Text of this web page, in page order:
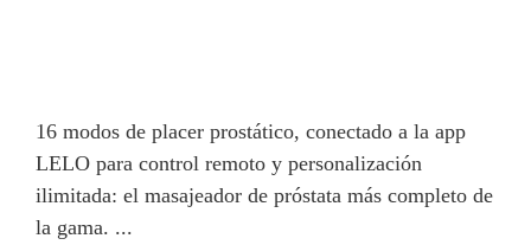
16 modos de placer prostático, conectado a la app
LELO para control remoto y personalización
ilimitada: el masajeador de próstata más completo de
la gama.